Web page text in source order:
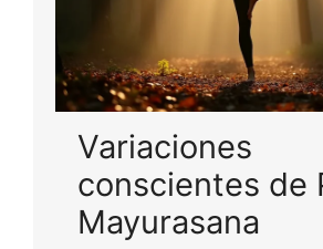
Variaciones
conscientes de
Mayurasana